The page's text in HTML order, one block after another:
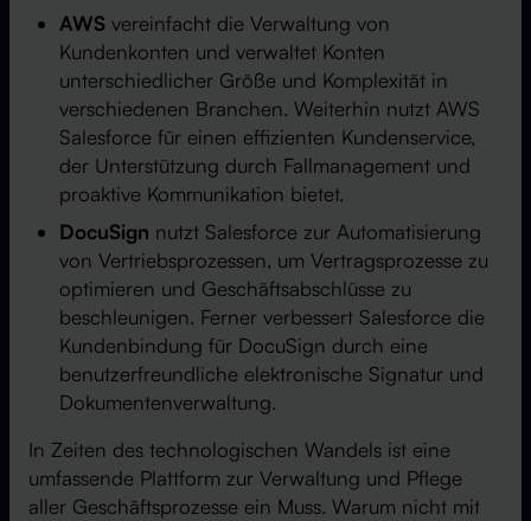
AWS vereinfacht die Verwaltung von
Kundenkonten und verwaltet Konten
unterschiedlicher Größe und Komplexität in
verschiedenen Branchen. Weiterhin nutzt AWS
Salesforce für einen effizienten Kundenservice,
der Unterstützung durch Fallmanagement und
proaktive Kommunikation bietet.
DocuSign nutzt Salesforce zur Automatisierung
von Vertriebsprozessen, um Vertragsprozesse zu
optimieren und Geschäftsabschlüsse zu
beschleunigen. Ferner verbessert Salesforce die
Kundenbindung für DocuSign durch eine
benutzerfreundliche elektronische Signatur und
Dokumentenverwaltung.
In Zeiten des technologischen Wandels ist eine
umfassende Plattform zur Verwaltung und Pflege
aller Geschäftsprozesse ein Muss. Warum nicht mit